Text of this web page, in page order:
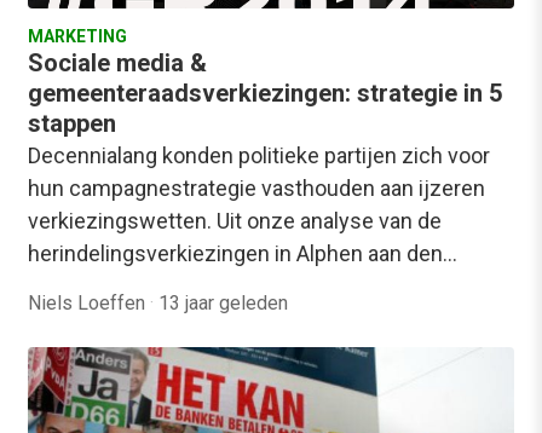
MARKETING
Sociale media &
gemeenteraadsverkiezingen: strategie in 5
stappen
Decennialang konden politieke partijen zich voor
hun campagnestrategie vasthouden aan ijzeren
verkiezingswetten. Uit onze analyse van de
herindelingsverkiezingen in Alphen aan den…
Niels Loeffen · 13 jaar geleden